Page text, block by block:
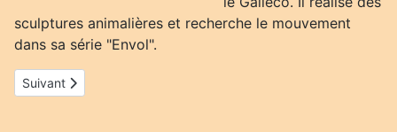
sculptures animalières et recherche le mouvement
dans sa série "Envol".
Article suivant : Autrement
Suivant